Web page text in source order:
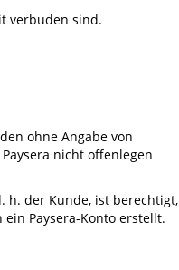
verbuden sind.
ohne Angabe von
nicht offenlegen
h. der Kunde, ist berechtigt,
Paysera-Konto erstellt.